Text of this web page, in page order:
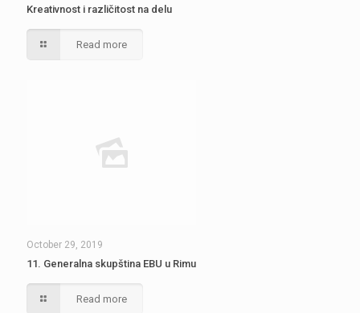
Kreativnost i različitost na delu
Read more
October 29, 2019
11. Generalna skupština EBU u Rimu
Read more